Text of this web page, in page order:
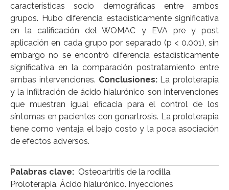
características socio demográficas entre ambos
grupos. Hubo diferencia estadísticamente significativa
en la calificación del WOMAC y EVA pre y post
aplicación en cada grupo por separado (p < 0.001), sin
embargo no se encontró diferencia estadísticamente
significativa en la comparación postratamiento entre
ambas intervenciones. Conclusiones: La proloterapia
y la infiltración de ácido hialurónico son intervenciones
que muestran igual eficacia para el control de los
síntomas en pacientes con gonartrosis. La proloterapia
tiene como ventaja el bajo costo y la poca asociación
de efectos adversos.
Palabras clave: Osteoartritis de la rodilla.
Proloterapia. Ácido hialurónico. Inyecciones